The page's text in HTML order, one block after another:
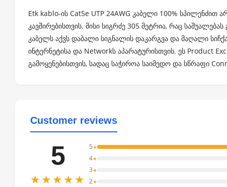
Etk kablo-ის Cat5e UTP 24AWG კაბელი 100% სპილენძით
კავშირებისთვის. მისი სიგრძე 305 მეტრია, რაც
კაბელს აქვს დაბალი სიგნალის დაკარგვა და მაღალი
ინტერნეტისა და Networkს აპარატურისთვის. ეს Product
გამოყენებისთვის, სადაც საჭიროა საიმედო და სწრაფი
Customer reviews
5
★★★★★
5★
4★
3★
2★